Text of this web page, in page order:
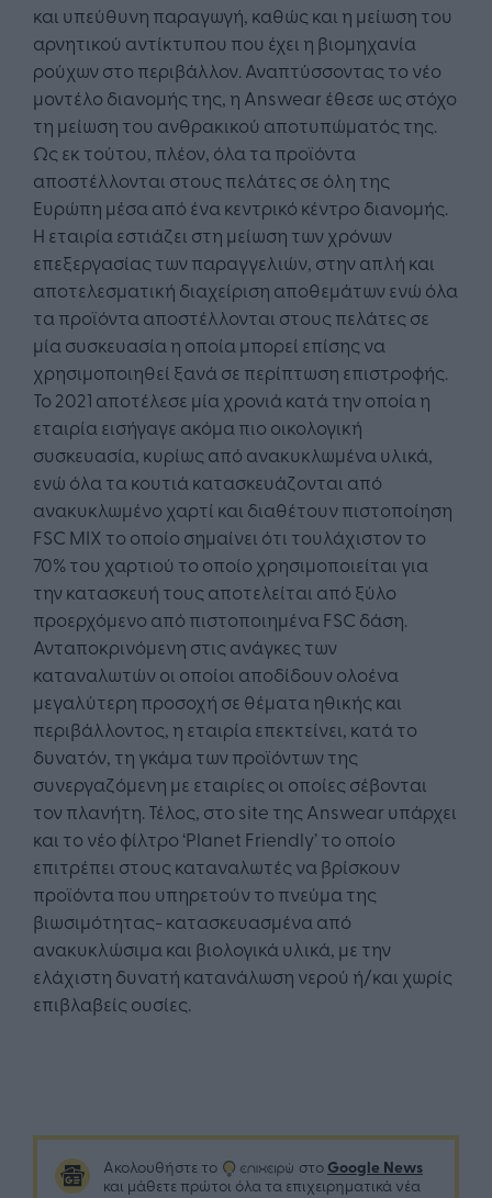
και υπεύθυνη παραγωγή, καθώς και η μείωση του
αρνητικού αντίκτυπου που έχει η βιομηχανία
ρούχων στο περιβάλλον. Αναπτύσσοντας το νέο
μοντέλο διανομής της, η Answear έθεσε ως στόχο
τη μείωση του ανθρακικού αποτυπώματός της.
Ως εκ τούτου, πλέον, όλα τα προϊόντα
αποστέλλονται στους πελάτες σε όλη της
Ευρώπη μέσα από ένα κεντρικό κέντρο διανομής.
Η εταιρία εστιάζει στη μείωση των χρόνων
επεξεργασίας των παραγγελιών, στην απλή και
αποτελεσματική διαχείριση αποθεμάτων ενώ όλα
τα προϊόντα αποστέλλονται στους πελάτες σε
μία συσκευασία η οποία μπορεί επίσης να
χρησιμοποιηθεί ξανά σε περίπτωση επιστροφής.
Το 2021 αποτέλεσε μία χρονιά κατά την οποία η
εταιρία εισήγαγε ακόμα πιο οικολογική
συσκευασία, κυρίως από ανακυκλωμένα υλικά,
ενώ όλα τα κουτιά κατασκευάζονται από
ανακυκλωμένο χαρτί και διαθέτουν πιστοποίηση
FSC MIX το οποίο σημαίνει ότι τουλάχιστον το
70% του χαρτιού το οποίο χρησιμοποιείται για
την κατασκευή τους αποτελείται από ξύλο
προερχόμενο από πιστοποιημένα FSC δάση.
Ανταποκρινόμενη στις ανάγκες των
καταναλωτών οι οποίοι αποδίδουν ολοένα
μεγαλύτερη προσοχή σε θέματα ηθικής και
περιβάλλοντος, η εταιρία επεκτείνει, κατά το
δυνατόν, τη γκάμα των προϊόντων της
συνεργαζόμενη με εταιρίες οι οποίες σέβονται
τον πλανήτη. Τέλος, στο site της Answear υπάρχει
και το νέο φίλτρο ‘Planet Friendly’ το οποίο
επιτρέπει στους καταναλωτές να βρίσκουν
προϊόντα που υπηρετούν το πνεύμα της
βιωσιμότητας- κατασκευασμένα από
ανακυκλώσιμα και βιολογικά υλικά, με την
ελάχιστη δυνατή κατανάλωση νερού ή/και χωρίς
επιβλαβείς ουσίες.
Ακολουθήστε το στο Google News
και μάθετε πρώτοι όλα τα επιχειρηματικά νέα